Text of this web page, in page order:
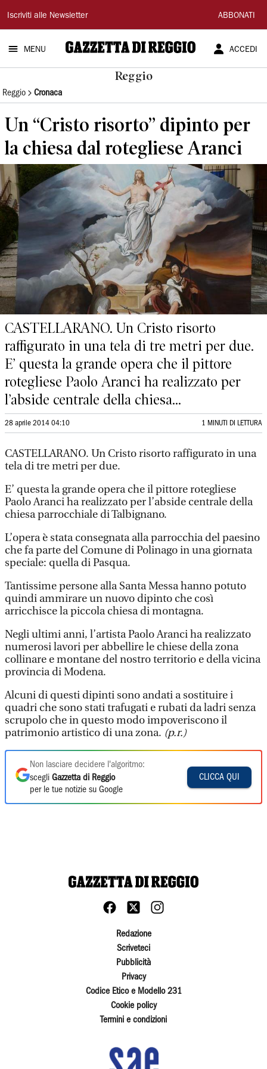
Gazzetta
di
Reggio
Iscriviti alle Newsletter ABBONATI
MENU ACCEDI
Reggio
Reggio Cronaca
Un “Cristo risorto” dipinto per
la chiesa dal rotegliese Aranci
CASTELLARANO. Un Cristo risorto
raffigurato in una tela di tre metri per due.
E’ questa la grande opera che il pittore
rotegliese Paolo Aranci ha realizzato per
l’abside centrale della chiesa...
28 aprile 2014 04:10 1 MINUTI DI LETTURA
CASTELLARANO. Un Cristo risorto raffigurato in una
tela di tre metri per due.
E’ questa la grande opera che il pittore rotegliese
Paolo Aranci ha realizzato per l’abside centrale della
chiesa parrocchiale di Talbignano.
L’opera è stata consegnata alla parrocchia del paesino
che fa parte del Comune di Polinago in una giornata
speciale: quella di Pasqua.
Tantissime persone alla Santa Messa hanno potuto
quindi ammirare un nuovo dipinto che così
arricchisce la piccola chiesa di montagna.
Negli ultimi anni, l’artista Paolo Aranci ha realizzato
numerosi lavori per abbellire le chiese della zona
collinare e montane del nostro territorio e della vicina
provincia di Modena.
Alcuni di questi dipinti sono andati a sostituire i
quadri che sono stati trafugati e rubati da ladri senza
scrupolo che in questo modo impoveriscono il
patrimonio artistico di una zona. (p.r.)
Non lasciare decidere l'algoritmo:
scegli Gazzetta di Reggio
per le tue notizie su Google
CLICCA QUI
Redazione
Scriveteci
Pubblicità
Privacy
Codice Etico e Modello 231
Cookie policy
Termini e condizioni